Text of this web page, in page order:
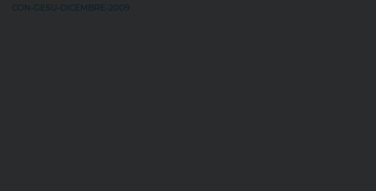
CON-GESU-DICEMBRE-2009